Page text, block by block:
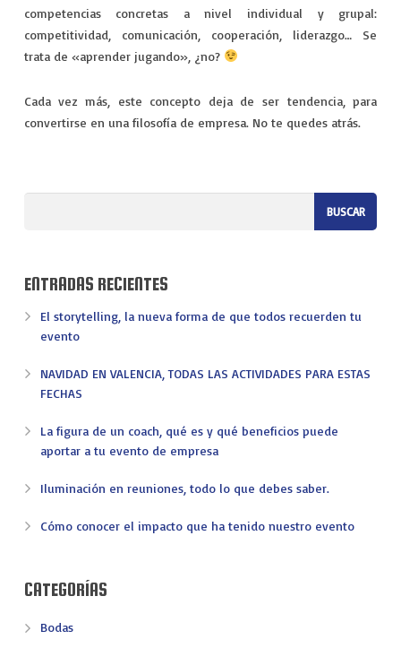
competencias concretas a nivel individual y grupal:
competitividad, comunicación, cooperación, liderazgo… Se
trata de «aprender jugando», ¿no?
Cada vez más, este concepto deja de ser tendencia, para
convertirse en una filosofía de empresa. No te quedes atrás.
ENTRADAS RECIENTES
El storytelling, la nueva forma de que todos recuerden tu
evento
NAVIDAD EN VALENCIA, TODAS LAS ACTIVIDADES PARA ESTAS
FECHAS
La figura de un coach, qué es y qué beneficios puede
aportar a tu evento de empresa
Iluminación en reuniones, todo lo que debes saber.
Cómo conocer el impacto que ha tenido nuestro evento
CATEGORÍAS
Bodas